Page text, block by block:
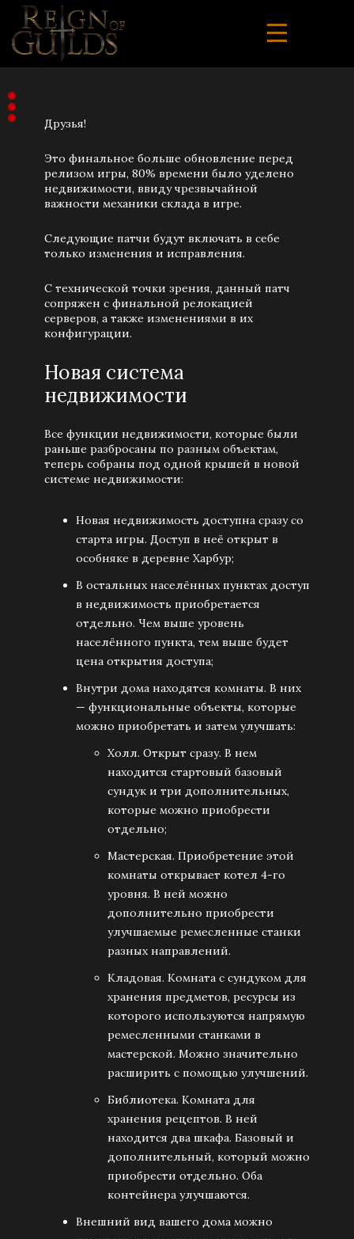
Друзья!
Это финальное больше обновление перед
релизом игры, 80% времени было уделено
недвижимости, ввиду чрезвычайной
важности механики склада в игре.
Следующие патчи будут включать в себе
только изменения и исправления.
С технической точки зрения, данный патч
сопряжен с финальной релокацией
серверов, а также изменениями в их
конфигурации.
Новая система
недвижимости
Все функции недвижимости, которые были
раньше разбросаны по разным объектам,
теперь собраны под одной крышей в новой
системе недвижимости:
Новая недвижимость доступна сразу со
старта игры. Доступ в неё открыт в
особняке в деревне Харбур;
В остальных населённых пунктах доступ
в недвижимость приобретается
отдельно. Чем выше уровень
населённого пункта, тем выше будет
цена открытия доступа;
Внутри дома находятся комнаты. В них
— функциональные объекты, которые
можно приобретать и затем улучшать:
Холл. Открыт сразу. В нем
находится стартовый базовый
сундук и три дополнительных,
которые можно приобрести
отдельно;
Мастерская. Приобретение этой
комнаты открывает котел 4-го
уровня. В ней можно
дополнительно приобрести
улучшаемые ремесленные станки
разных направлений.
Кладовая. Комната с сундуком для
хранения предметов, ресурсы из
которого используются напрямую
ремесленными станками в
мастерской. Можно значительно
расширить с помощью улучшений.
Библиотека. Комната для
хранения рецептов. В ней
находится два шкафа. Базовый и
дополнительный, который можно
приобрести отдельно. Оба
контейнера улучшаются.
Внешний вид вашего дома можно